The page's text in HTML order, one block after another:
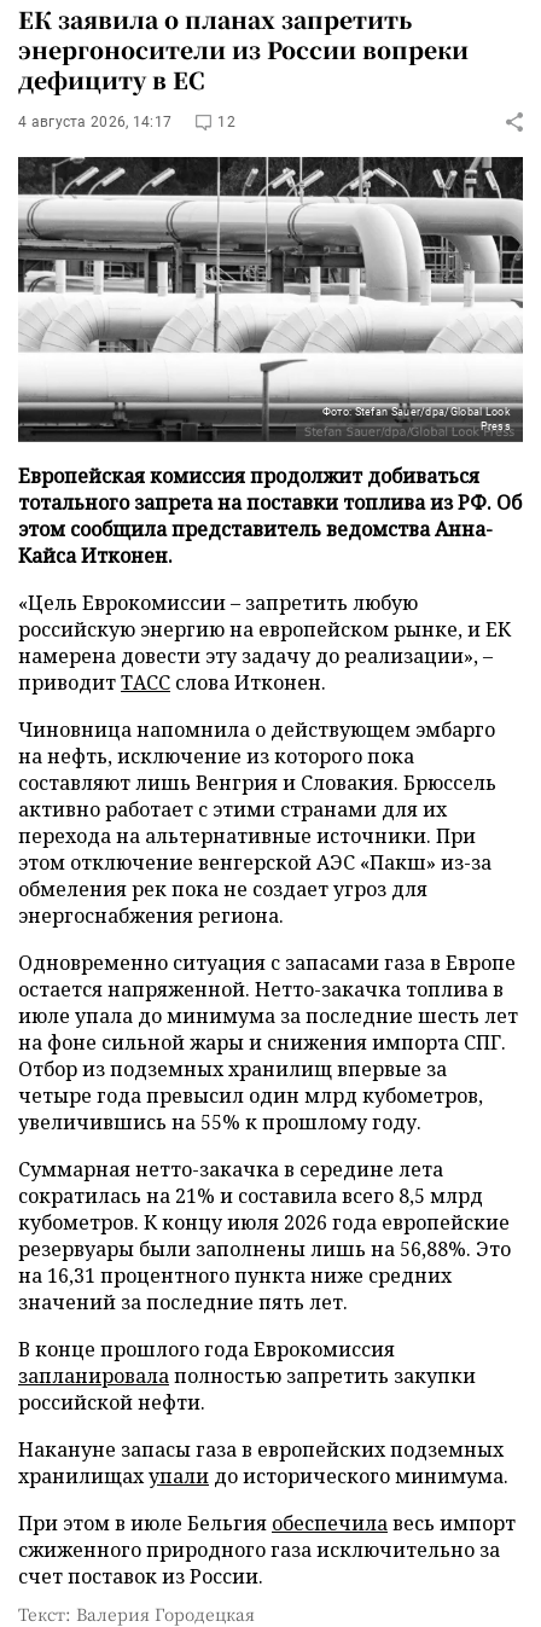
ЕК заявила о планах запретить
энергоносители из России вопреки
дефициту в ЕС
4 августа 2026, 14:17 12
Фото: Stefan Sauer/dpa/Global Look
Press
Европейская комиссия продолжит добиваться
тотального запрета на поставки топлива из РФ. Об
этом сообщила представитель ведомства Анна-
Кайса Итконен.
«Цель Еврокомиссии – запретить любую
российскую энергию на европейском рынке, и ЕК
намерена довести эту задачу до реализации», –
приводитТАСС слова Итконен.
Чиновница напомнила о действующем эмбарго
на нефть, исключение из которого пока
составляют лишь Венгрия и Словакия. Брюссель
активно работает с этими странами для их
перехода на альтернативные источники. При
этом отключение венгерской АЭС «Пакш» из-за
обмеления рек пока не создает угроз для
энергоснабжения региона.
Одновременно ситуация с запасами газа в Европе
остается напряженной. Нетто-закачка топлива в
июле упала до минимума за последние шесть лет
на фоне сильной жары и снижения импорта СПГ.
Отбор из подземных хранилищ впервые за
четыре года превысил один млрд кубометров,
увеличившись на 55% к прошлому году.
Суммарная нетто-закачка в середине лета
сократилась на 21% и составила всего 8,5 млрд
кубометров. К концу июля 2026 года европейские
резервуары были заполнены лишь на 56,88%. Это
на 16,31 процентного пункта ниже средних
значений за последние пять лет.
В конце прошлого года Еврокомиссия
запланировалаполностью запретить закупки
российской нефти.
Накануне запасы газа в европейских подземных
хранилищахупали до исторического минимума.
При этом в июле Бельгия обеспечилавесь импорт
сжиженного природного газа исключительно за
счет поставок из России.
Текст: Валерия Городецкая